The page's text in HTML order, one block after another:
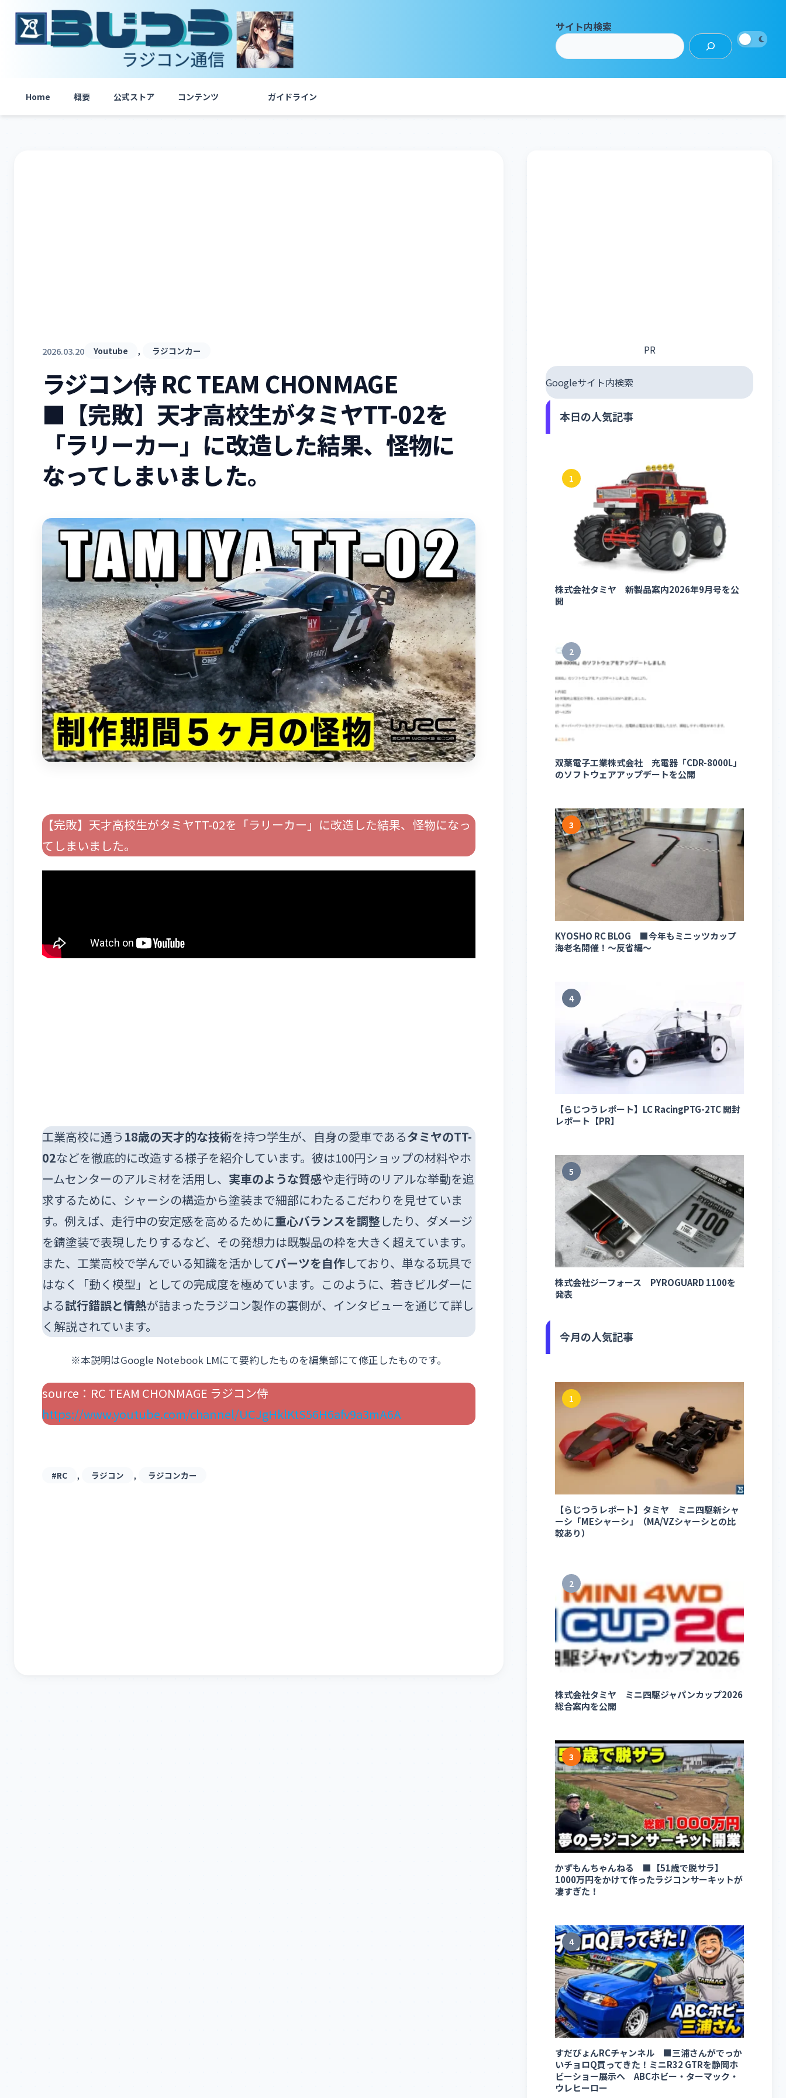
サイト内検索
Home 概要 公式ストア コンテンツ ガイドライン
2026.03.20 Youtube , ラジコンカー
ラジコン侍 RC TEAM CHONMAGE
■【完敗】天才高校生がタミヤTT-02を
「ラリーカー」に改造した結果、怪物に
なってしまいました。
【完敗】天才高校生がタミヤTT-02を「ラリーカー」に改造した結果、怪物になっ
てしまいました。
工業高校に通う 18歳の天才的な技術を持つ学生が、自身の愛車であるタミヤのTT-
02などを徹底的に改造する様子を紹介しています。彼は100円ショップの材料やホ
ームセンターのアルミ材を活用し、 実車のような質感や走行時のリアルな挙動を追
求するために、シャーシの構造から塗装まで細部にわたるこだわりを見せていま
す。例えば、走行中の安定感を高めるために重心バランスを調整 したり、ダメージ
を錆塗装で表現したりするなど、その発想力は既製品の枠を大きく超えています。
また、工業高校で学んでいる知識を活かしてパーツを自作しており、単なる玩具で
はなく「動く模型」としての完成度を極めています。このように、若きビルダーに
よる試行錯誤と情熱が詰まったラジコン製作の裏側が、インタビューを通じて詳し
く解説されています。
※本説明はGoogle Notebook LMにて要約したものを編集部にて修正したものです。
source：RC TEAM CHONMAGE ラジコン侍
https://www.youtube.com/channel/UCJgHklKtS56H6afv9a3mA6A
#RC , ラジコン , ラジコンカー
PR
Googleサイト内検索
本日の人気記事
1
株式会社タミヤ 新製品案内2026年9月号を公
開
2
双葉電子工業株式会社 充電器「CDR-8000L」
のソフトウェアアップデートを公開
3
KYOSHO RC BLOG ■今年もミニッツカップ
海老名開催！～反省編～
4
【らじつうレポート】LC RacingPTG-2TC 開封
レポート【PR】
5
株式会社ジーフォース PYROGUARD 1100を
発表
今月の人気記事
1
【らじつうレポート】タミヤ ミニ四駆新シャ
ーシ「MEシャーシ」（MA/VZシャーシとの比
較あり）
2
株式会社タミヤ ミニ四駆ジャパンカップ2026
総合案内を公開
3
かずもんちゃんねる ■【51歳で脱サラ】
1000万円をかけて作ったラジコンサーキットが
凄すぎた！
4
すだぴょんRCチャンネル ■三浦さんがでっか
いチョロQ買ってきた！ミニR32 GTRを静岡ホ
ビーショー展示へ ABCホビー・ターマック・
ウレヒーロー